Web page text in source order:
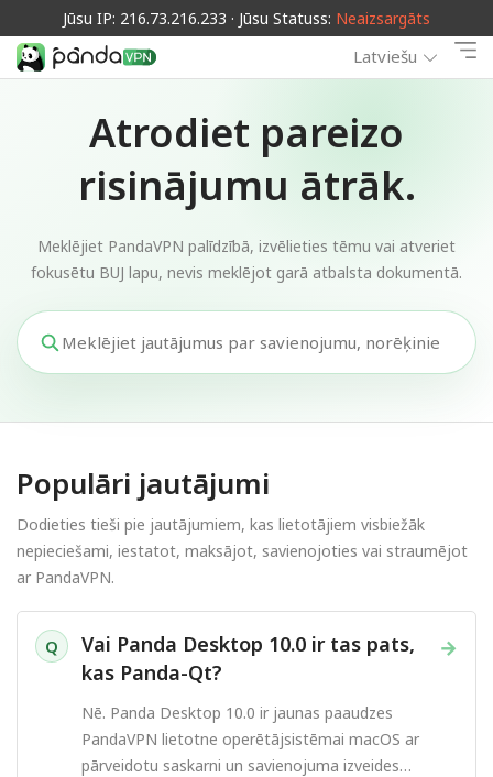
Jūsu IP: 216.73.216.233 · Jūsu Statuss: Neaizsargāts
Latviešu
Atrodiet pareizo
risinājumu ātrāk.
Meklējiet PandaVPN palīdzībā, izvēlieties tēmu vai atveriet
fokusētu BUJ lapu, nevis meklējot garā atbalsta dokumentā.
Populāri jautājumi
Dodieties tieši pie jautājumiem, kas lietotājiem visbiežāk
nepieciešami, iestatot, maksājot, savienojoties vai straumējot
ar PandaVPN.
Q →
Vai Panda Desktop 10.0 ir tas pats,
kas Panda-Qt?
Nē. Panda Desktop 10.0 ir jaunas paaudzes
PandaVPN lietotne operētājsistēmai macOS ar
pārveidotu saskarni un savienojuma izveides